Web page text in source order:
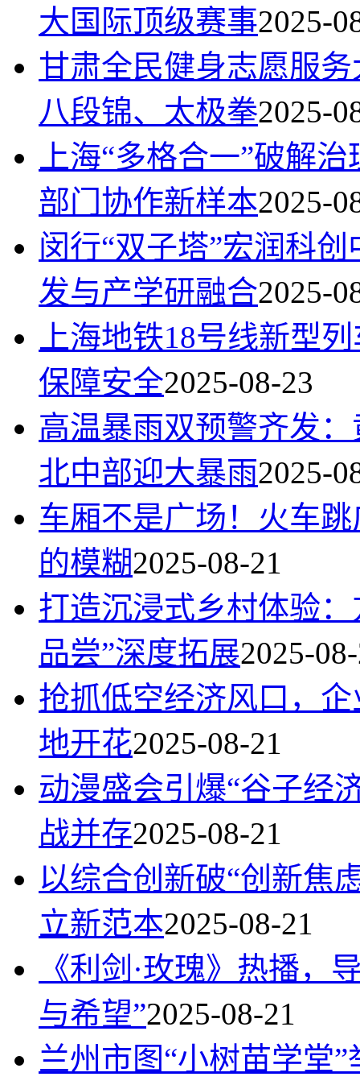
大国际顶级赛事2025-
甘肃全民健身志愿服
八段锦、太极拳2025-
上海“多格合一”破解
部门协作新样本2025-
闵行“双子塔”宏润科
发与产学研融合2025-
上海地铁18号线新型
保障安全2025-08-23
高温暴雨双预警齐发
北中部迎大暴雨2025-
车厢不是广场！火车
的模糊2025-08-21
打造沉浸式乡村体验
品尝”深度拓展2025-
抢抓低空经济风口，
地开花2025-08-21
动漫盛会引爆“谷子经
战并存2025-08-21
以综合创新破“创新焦
立新范本2025-08-21
《利剑·玫瑰》热播，
与希望”2025-08-21
兰州市图“小树苗学堂